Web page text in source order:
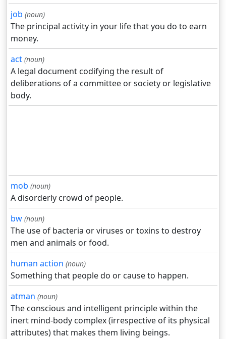
job (noun)
The principal activity in your life that you do to earn
money.
act (noun)
A legal document codifying the result of
deliberations of a committee or society or legislative
body.
mob (noun)
A disorderly crowd of people.
bw (noun)
The use of bacteria or viruses or toxins to destroy
men and animals or food.
human action (noun)
Something that people do or cause to happen.
atman (noun)
The conscious and intelligent principle within the
inert mind-body complex (irrespective of its physical
attributes) that makes them living beings.